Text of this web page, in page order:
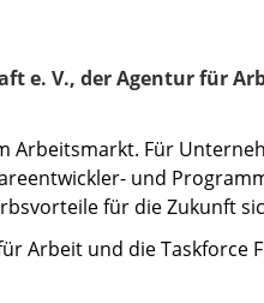
e. V., der Agentur für
Arbeitsmarkt. Für
und
für die Zukunft
Arbeit und die Taskforce